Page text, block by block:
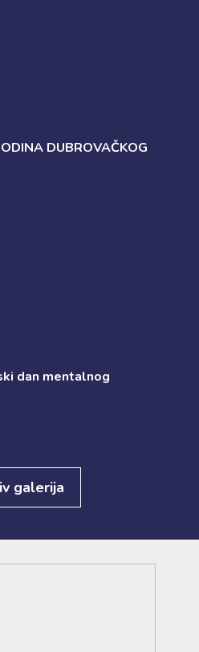
DUBROVAČKOG
dan mentalnog
galerija